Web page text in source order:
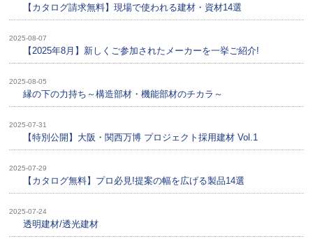
【カタログ請求無料】現場で使われる建材・資材14選
2025-08-07
【2025年8月】新しくご参加されたメーカーを一挙ご紹介!
2025-08-05
縁の下の力持ち～構造部材・機能部材のチカラ～
2025-07-31
【特別公開】大阪・関西万博 プロジェクト採用建材 Vol.1
2025-07-29
【カタログ無料】プロ必見!提案の幅を広げる製品14選
2025-07-24
透明建材/透光建材